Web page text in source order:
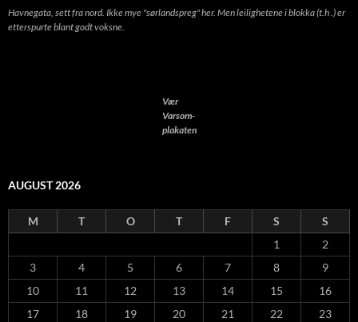
Havnegata, sett fra nord. Ikke mye "sørlandspreg" her. Men leilighetene i blokka (t.h .) er
etterspurte blant godt voksne.
Vær
Varsom-
plakaten
AUGUST 2026
M T O T F S
S
1
2
3
4 5 6 7 8
9
10
11 12 13 14 15
16
17
18 19 20 21 22
23